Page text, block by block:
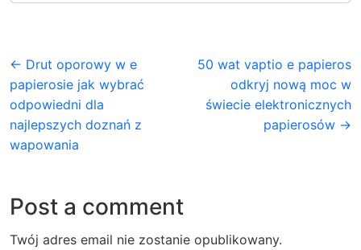
← Drut oporowy w e
papierosie jak wybrać
odpowiedni dla
najlepszych doznań z
wapowania
50 wat vaptio e papieros
odkryj nową moc w
świecie elektronicznych
papierosów →
Post a comment
Twój adres email nie zostanie opublikowany.